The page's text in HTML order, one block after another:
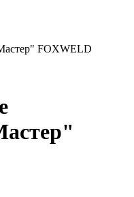
FOXWELD